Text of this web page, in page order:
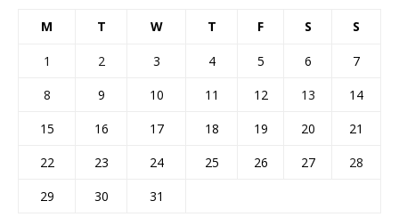
M T W T F S S
1 2 3 4 5 6
7
8
9 10 11 12 13
14
15
16 17 18 19 20
21
22
23 24 25 26 27
28
29
30
31